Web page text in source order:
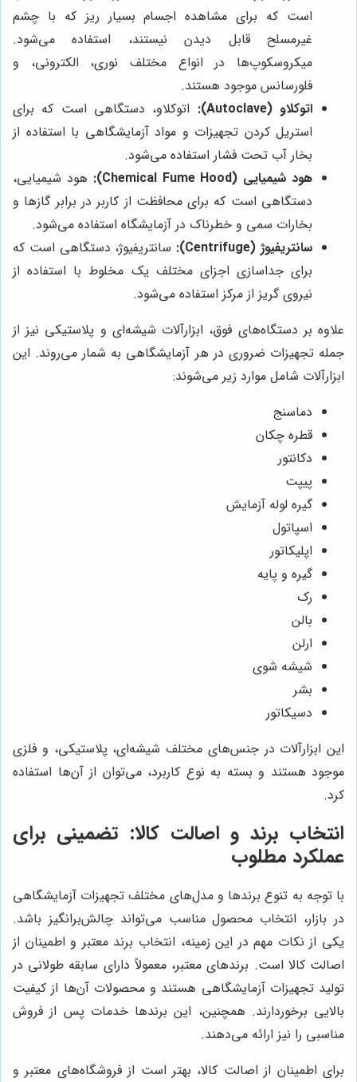
است که برای مشاهده اجسام بسیار ریز که با چشم
غیرمسلح قابل دیدن نیستند، استفاده می‌شود.
میکروسکوپ‌ها در انواع مختلف نوری، الکترونی، و
فلورسانس موجود هستند.
اتوکلاو (Autoclave):
اتوکلاو، دستگاهی است که برای
استریل کردن تجهیزات و مواد آزمایشگاهی با استفاده از
بخار آب تحت فشار استفاده می‌شود.
هود شیمیایی (Chemical Fume Hood):
هود شیمیایی،
دستگاهی است که برای محافظت از کاربر در برابر گازها و
بخارات سمی و خطرناک در آزمایشگاه استفاده می‌شود.
سانتریفیوژ (Centrifuge):
سانتریفیوژ، دستگاهی است که
برای جداسازی اجزای مختلف یک مخلوط با استفاده از
نیروی گریز از مرکز استفاده می‌شود.
علاوه بر دستگاه‌های فوق، ابزارآلات شیشه‌ای و پلاستیکی نیز از
جمله تجهیزات ضروری در هر آزمایشگاهی به شمار می‌روند. این
ابزارآلات شامل موارد زیر می‌شوند:
دماسنج
قطره چکان
دکانتور
پیپت
گیره لوله آزمایش
اسپاتول
اپلیکاتور
گیره و پایه
رک
بالن
ارلن
شیشه شوی
بشر
دسیکاتور
این ابزارآلات در جنس‌های مختلف شیشه‌ای، پلاستیکی، و فلزی
موجود هستند و بسته به نوع کاربرد، می‌توان از آن‌ها استفاده
کرد.
انتخاب برند و اصالت کالا: تضمینی برای
عملکرد مطلوب
با توجه به تنوع برندها و مدل‌های مختلف تجهیزات آزمایشگاهی
در بازار، انتخاب محصول مناسب می‌تواند چالش‌برانگیز باشد.
یکی از نکات مهم در این زمینه، انتخاب برند معتبر و اطمینان از
اصالت کالا است. برندهای معتبر، معمولاً دارای سابقه طولانی در
تولید تجهیزات آزمایشگاهی هستند و محصولات آن‌ها از کیفیت
بالایی برخوردارند. همچنین، این برندها خدمات پس از فروش
مناسبی را نیز ارائه می‌دهند.
برای اطمینان از اصالت کالا، بهتر است از فروشگاه‌های معتبر و